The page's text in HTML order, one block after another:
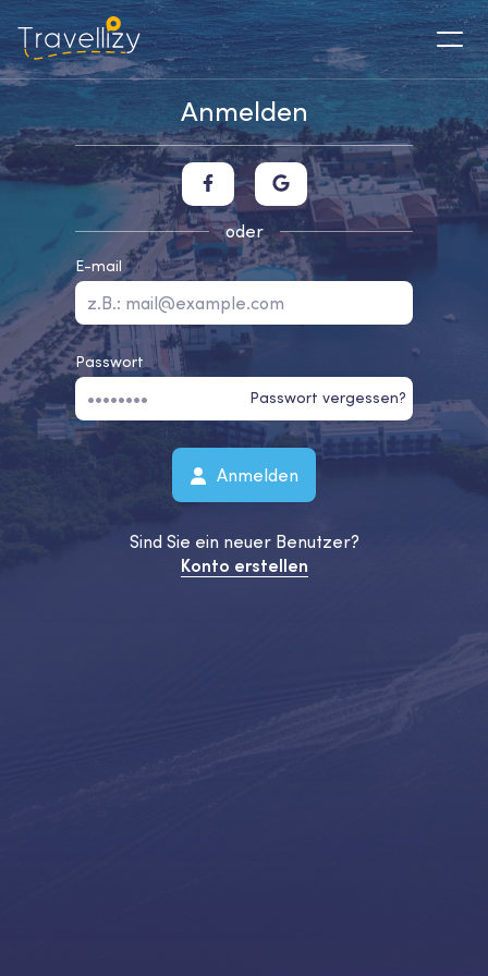
Anmelden
oder
E-mail
Passwort
Passwort vergessen?
Anmelden
Sind Sie ein neuer Benutzer?
Konto erstellen